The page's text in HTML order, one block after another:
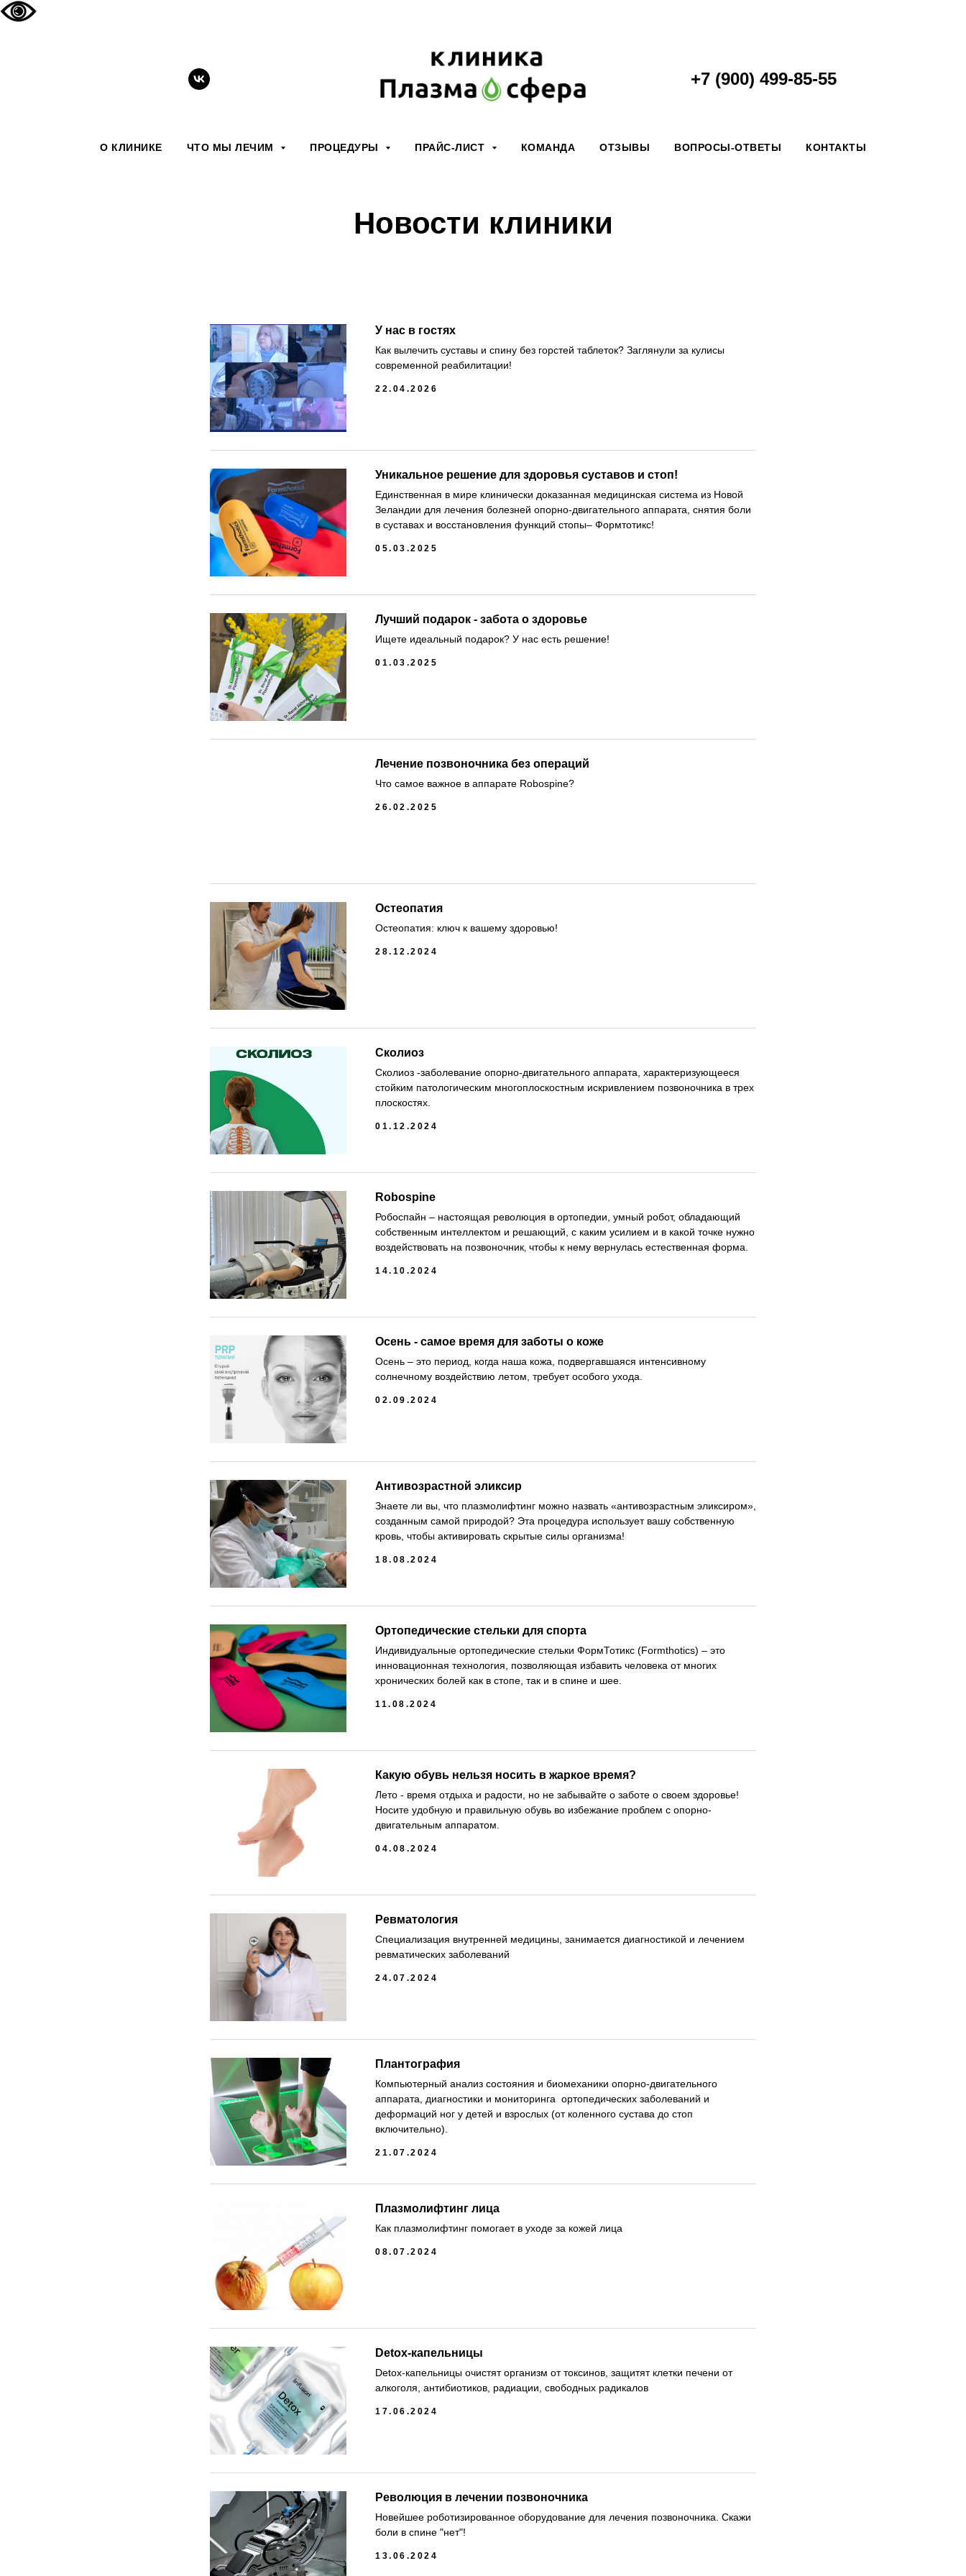
+7 (900) 499-85-55
О КЛИНИКЕ ЧТО МЫ ЛЕЧИМ ПРОЦЕДУРЫ ПРАЙС-ЛИСТ КОМАНДА ОТЗЫВЫ ВОПРОСЫ-ОТВЕТЫ КОНТАКТЫ
Новости клиники
У нас в гостях
Как вылечить суставы и спину без горстей таблеток? Заглянули за кулисы
современной реабилитации!
22.04.2026
Уникальное решение для здоровья суставов и стоп!
Единственная в мире клинически доказанная медицинская система из Новой
Зеландии для лечения болезней опорно-двигательного аппарата, снятия боли
в суставах и восстановления функций стопы– Формтотикс!
05.03.2025
Лучший подарок - забота о здоровье
Ищете идеальный подарок? У нас есть решение!
01.03.2025
Лечение позвоночника без операций
Что самое важное в аппарате Robospine?
26.02.2025
Остеопатия
Остеопатия: ключ к вашему здоровью!
28.12.2024
Сколиоз
Сколиоз -заболевание опорно-двигательного аппарата, характеризующееся
стойким патологическим многоплоскостным искривлением позвоночника в трех
плоскостях.
01.12.2024
Robospine
Робоспайн – настоящая революция в ортопедии, умный робот, обладающий
собственным интеллектом и решающий, с каким усилием и в какой точке нужно
воздействовать на позвоночник‚ чтобы к нему вернулась естественная форма.
14.10.2024
Осень - самое время для заботы о коже
Осень – это период, когда наша кожа, подвергавшаяся интенсивному
солнечному воздействию летом, требует особого ухода.
02.09.2024
Антивозрастной эликсир
Знаете ли вы, что плазмолифтинг можно назвать «антивозрастным эликсиром»,
созданным самой природой? Эта процедура использует вашу собственную
кровь, чтобы активировать скрытые силы организма!
18.08.2024
Ортопедические стельки для спорта
Индивидуальные ортопедические стельки ФормТотикс (Formthotics) – это
инновационная технология, позволяющая избавить человека от многих
хронических болей как в стопе, так и в спине и шее.
11.08.2024
Какую обувь нельзя носить в жаркое время?
Лето - время отдыха и радости, но не забывайте о заботе о своем здоровье!
Носите удобную и правильную обувь во избежание проблем с опорно-
двигательным аппаратом.
04.08.2024
Ревматология
Специализация внутренней медицины, занимается диагностикой и лечением
ревматических заболеваний
24.07.2024
Плантография
Компьютерный анализ состояния и биомеханики опорно-двигательного
аппарата, диагностики и мониторинга ортопедических заболеваний и
деформаций ног у детей и взрослых (от коленного сустава до стоп
включительно).
21.07.2024
Плазмолифтинг лица
Как плазмолифтинг помогает в уходе за кожей лица
08.07.2024
Detox-капельницы
Detox-капельницы очистят организм от токсинов, защитят клетки печени от
алкоголя, антибиотиков, радиации, свободных радикалов
17.06.2024
Революция в лечении позвоночника
Новейшее роботизированное оборудование для лечения позвоночника. Скажи
боли в спине "нет"!
13.06.2024